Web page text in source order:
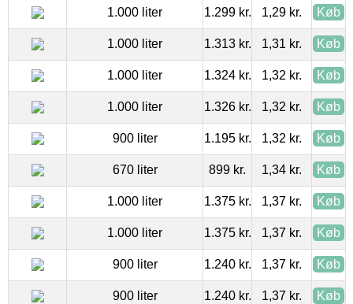
1.000 liter 1.299 kr. 1,29 kr. Køb
1.000 liter 1.313 kr. 1,31 kr. Køb
1.000 liter 1.324 kr. 1,32 kr. Køb
1.000 liter 1.326 kr. 1,32 kr. Køb
900 liter 1.195 kr. 1,32 kr. Køb
670 liter 899 kr. 1,34 kr. Køb
1.000 liter 1.375 kr. 1,37 kr. Køb
1.000 liter 1.375 kr. 1,37 kr. Køb
900 liter 1.240 kr. 1,37 kr. Køb
900 liter 1.240 kr. 1,37 kr. Køb